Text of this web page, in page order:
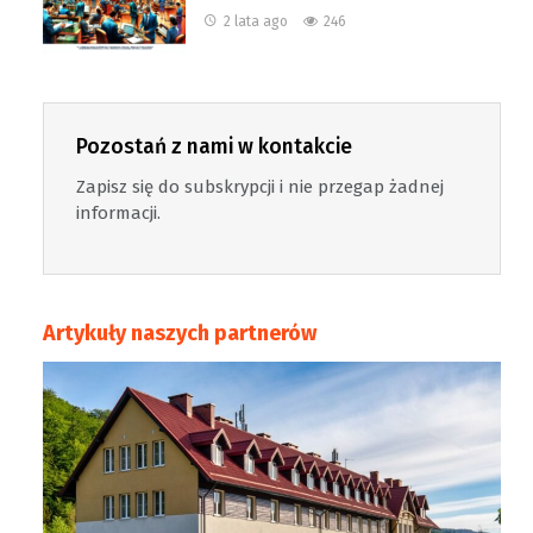
2 lata ago 246
Pozostań z nami w kontakcie
Zapisz się do subskrypcji i nie przegap żadnej
informacji.
Artykuły naszych partnerów